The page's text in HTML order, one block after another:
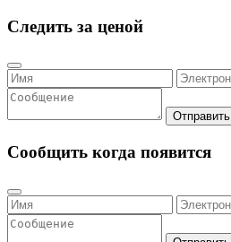
Следить за ценой
Отправить
Сообщить когда появится